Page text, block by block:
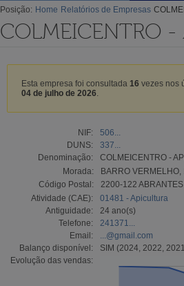
Posição: Home Relatórios de Empresas
COLMEICENTRO -
Esta empresa foi consultada 16 vezes nos
04 de julho de 2026
NIF:
506...
DUNS:
337...
Denominação:
COLMEICENTRO -
Morada:
BARRO VERMELHO,
Código Postal:
2200-122 ABRANTES
Atividade (CAE):
01481 - Apicultura
Antiguidade:
24 ano(s)
Telefone:
241371...
Email:
...@gmail.com
Balanço disponível:
SIM (2024, 2022,
Evolução das vendas: